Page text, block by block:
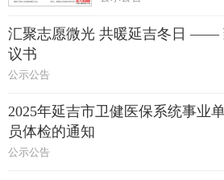
汇聚志愿微光 共暖延吉冬日 ——
议书
公示公告
2025年延吉市卫健医保系统事业
员体检的通知
公示公告